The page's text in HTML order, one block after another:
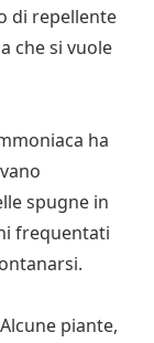
di repellente
che si vuole
ha
spugne in
frequentati
piante,